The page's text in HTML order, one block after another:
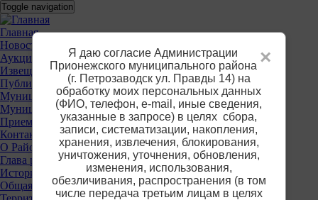
Перейти
к
основному
содержанию
Toggle navigation
×
Я даю согласие Администрации
Прионежского муниципального района
(г. Петрозаводск ул. Правды 14) на
обработку моих персональных данных
(ФИО, телефон, е-mail, иные сведения,
указанные в запросе) в целях сбора,
записи, систематизации, накопления,
хранения, извлечения, блокирования,
уничтожения, уточнения, обновления,
изменения, использования,
обезличивания, распространения (в том
числе передача третьим лицам в целях
Основное
меню
Главная
Новости
Аукционы
Извещения о предоставлении участков
Публичные слушания
Муниципальные услуги
Муниципальный контроль
Приемная
Контакты
О Районе
Глава района
История
Общая информация